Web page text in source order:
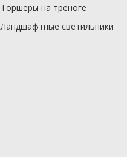
Торшеры на треноге
Ландшафтные светильники